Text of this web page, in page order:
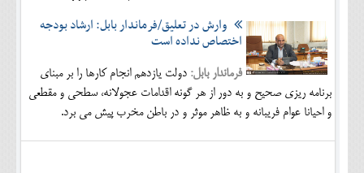
وارش در تعلیق/فرماندار بابل: ارشاد بودجه
اختصاص نداده است
فرماندار بابل: دولت یازدهم انجام کارها را بر مبنای
برنامه ریزی صحیح و به دور از هر گونه اقدامات عجولانه، سطحی و مقطعی
و احیانا عوام فریبانه و به ظاهر موثر و در باطن مخرب پیش می برد.